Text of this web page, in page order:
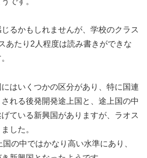
るかもしれませんが、学校のクラス
あたり2人程度は読み書きができな
はいくつかの区分があり、特に国連
れる後発開発途上国と、途上国の中
ている新興国がありますが、ラオス
した。
の中ではかなり高い水準にあり、